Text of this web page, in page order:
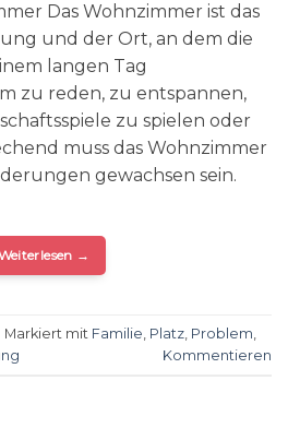
Das Wohnzimmer ist das
und der Ort, an dem die
langen Tag
zu reden, zu entspannen,
zu spielen oder
muss das Wohnzimmer
gewachsen sein.
→
Markiert mit Familie Platz Problem
Kommentieren